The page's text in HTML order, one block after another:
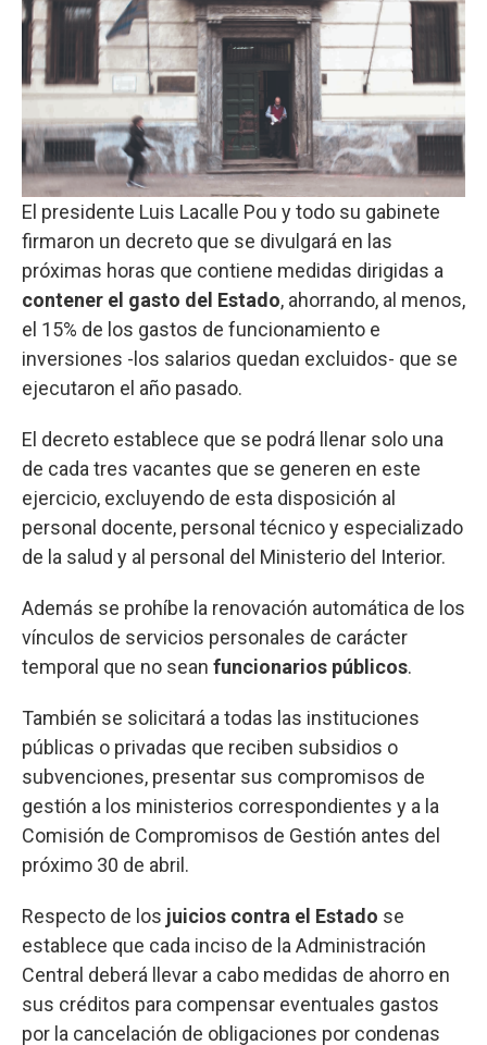
El presidente Luis Lacalle Pou y todo su gabinete
firmaron un decreto que se divulgará en las
próximas horas que contiene medidas dirigidas a
contener el gasto del Estado, ahorrando, al menos,
el 15% de los gastos de funcionamiento e
inversiones -los salarios quedan excluidos- que se
ejecutaron el año pasado.
El decreto establece que se podrá llenar solo una
de cada tres vacantes que se generen en este
ejercicio, excluyendo de esta disposición al
personal docente, personal técnico y especializado
de la salud y al personal del Ministerio del Interior.
Además se prohíbe la renovación automática de los
vínculos de servicios personales de carácter
temporal que no sean funcionarios públicos.
También se solicitará a todas las instituciones
públicas o privadas que reciben subsidios o
subvenciones, presentar sus compromisos de
gestión a los ministerios correspondientes y a la
Comisión de Compromisos de Gestión antes del
próximo 30 de abril.
Respecto de los juicios contra el Estado se
establece que cada inciso de la Administración
Central deberá llevar a cabo medidas de ahorro en
sus créditos para compensar eventuales gastos
por la cancelación de obligaciones por condenas